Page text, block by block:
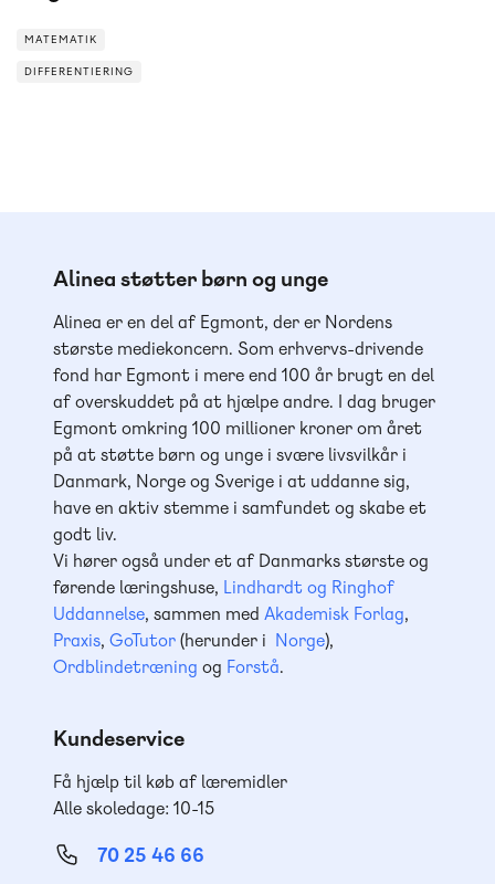
MATEMATIK
DIFFERENTIERING
Alinea støtter børn og unge
Alinea er en del af Egmont, der er Nordens
største mediekoncern. Som erhvervs-drivende
fond har Egmont i mere end 100 år brugt en del
af overskuddet på at hjælpe andre. I dag bruger
Egmont omkring 100 millioner kroner om året
på at støtte børn og unge i svære livsvilkår i
Danmark, Norge og Sverige i at uddanne sig,
have en aktiv stemme i samfundet og skabe et
godt liv.
Vi hører også under et af Danmarks største og
førende læringshuse, Lindhardt og Ringhof
Uddannelse, sammen med Akademisk Forlag,
Praxis, GoTutor(herunder i Norge),
Ordblindetræning og Forstå.
Kundeservice
Få hjælp til køb af læremidler
Alle skoledage: 10-15
70 25 46 66